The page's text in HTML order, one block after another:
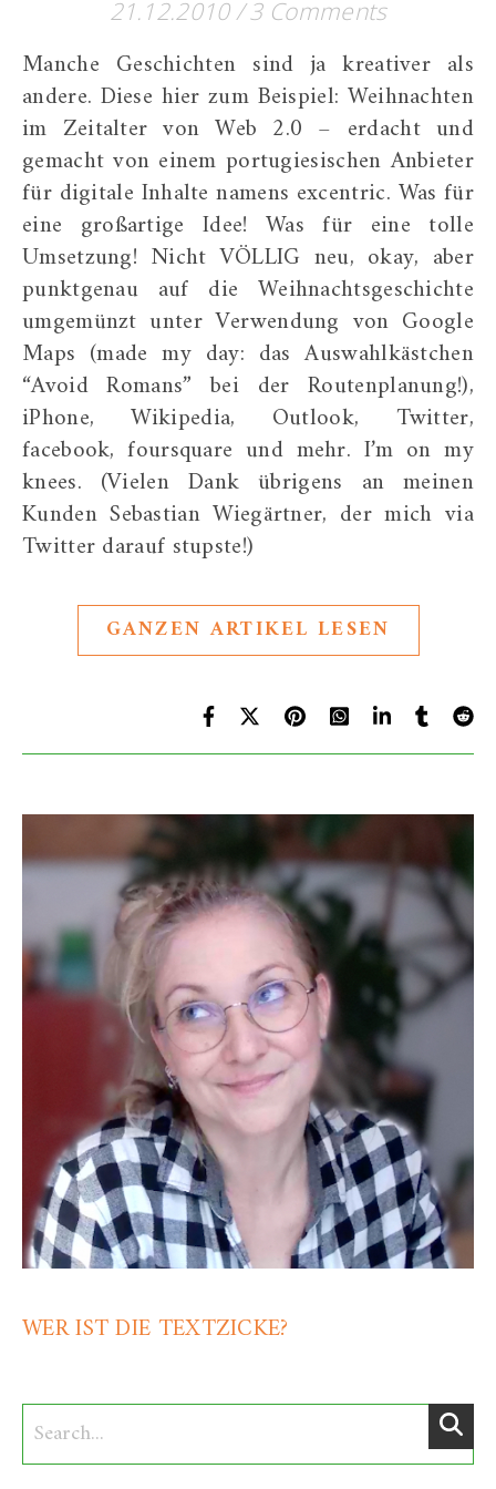
21.12.2010/ 3 Comments
Manche Geschichten sind ja kreativer als
andere. Diese hier zum Beispiel: Weihnachten
im Zeitalter von Web 2.0 – erdacht und
gemacht von einem portugiesischen Anbieter
für digitale Inhalte namens excentric. Was für
eine großartige Idee! Was für eine tolle
Umsetzung! Nicht VÖLLIG neu, okay, aber
punktgenau auf die Weihnachtsgeschichte
umgemünzt unter Verwendung von Google
Maps (made my day: das Auswahlkästchen
“Avoid Romans” bei der Routenplanung!),
iPhone, Wikipedia, Outlook, Twitter,
facebook, foursquare und mehr. I’m on my
knees. (Vielen Dank übrigens an meinen
Kunden Sebastian Wiegärtner, der mich via
Twitter darauf stupste!)
GANZEN ARTIKEL LESEN
WER IST DIE TEXTZICKE?